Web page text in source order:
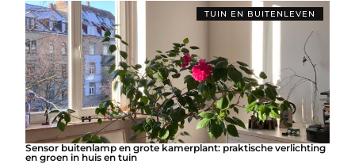
TUIN EN BUITENLEVEN
Sensor buitenlamp en grote kamerplant: praktische verlichting
en groen in huis en tuin